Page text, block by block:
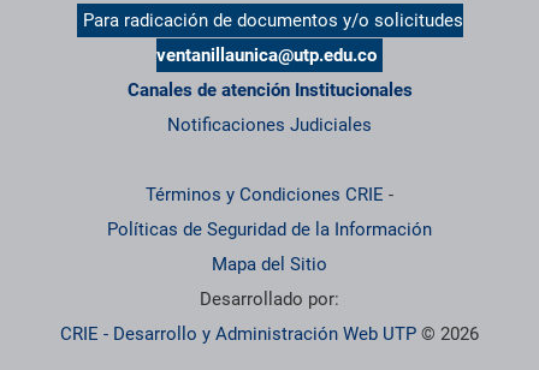
Para radicación de documentos y/o solicitudes
ventanillaunica@utp.edu.co
Canales de atención Institucionales
Notificaciones Judiciales
Términos y Condiciones CRIE -
Políticas de Seguridad de la Información
Mapa del Sitio
Desarrollado por:
CRIE - Desarrollo y Administración Web UTP © 2026